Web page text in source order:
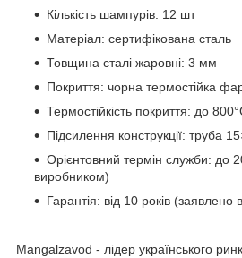
Кількість шампурів: 12 шт
Матеріал: сертифікована сталь
Товщина сталі жаровні: 3 мм
Покриття: чорна термостійка
Термостійкість покриття: до
Підсилення конструкції: труба
Орієнтовний термін служби: до
виробником)
Гарантія: від 10 років
Mangalzavod - лідер українського